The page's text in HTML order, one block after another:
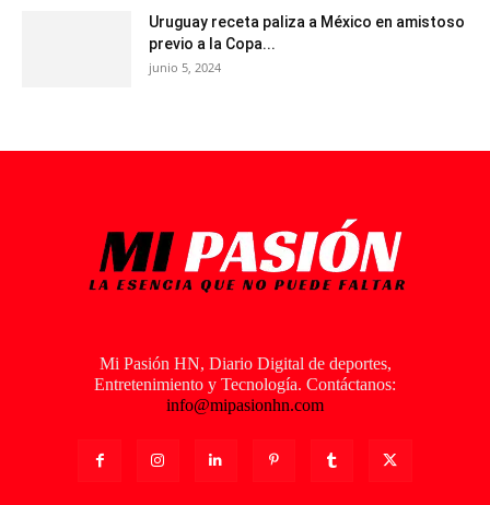
Uruguay receta paliza a México en amistoso
previo a la Copa...
junio 5, 2024
Mi Pasión HN, Diario Digital de deportes,
Entretenimiento y Tecnología. Contáctanos:
info@mipasionhn.com